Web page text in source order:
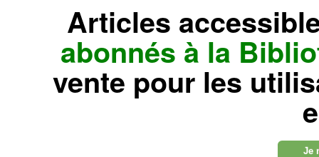
Articles
abonnés à la
vente pour les
Je